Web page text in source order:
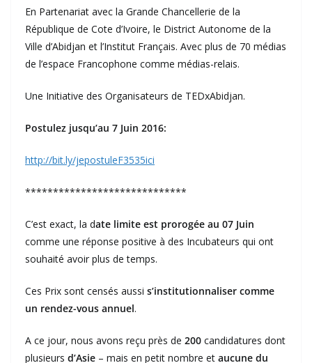
En Partenariat avec la Grande Chancellerie de la
République de Cote d’Ivoire, le District Autonome de la
Ville d’Abidjan et l’Institut Français. Avec plus de 70 médias
de l’espace Francophone comme médias-relais.
Une Initiative des Organisateurs de TEDxAbidjan.
Postulez jusqu’au 7 Juin 2016:
http://bit.ly/jepostuleF3535ici
*****************************
C’est exact, la date limite est prorogée au 07 Juin
comme une réponse positive à des Incubateurs qui ont
souhaité avoir plus de temps.
Ces Prix sont censés aussi s’institutionnaliser comme
un rendez-vous annuel.
A ce jour, nous avons reçu près de 200 candidatures dont
plusieurs d’Asie – mais en petit nombre et aucune du